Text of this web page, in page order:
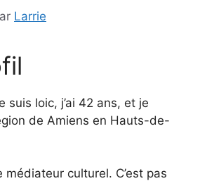
Larrie
suis loic, j’ai 42 ans, et je
de Amiens en Hauts-de-
culturel. C’est pas